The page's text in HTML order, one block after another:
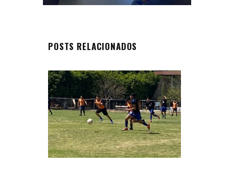
POSTS RELACIONADOS